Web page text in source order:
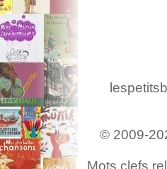
© 2009-
Mots clefs